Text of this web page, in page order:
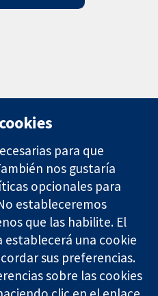
Contacto
Noticias
Prensa
Sobre
nosotros
Empleo
Cochrane
Library
para que
nos gustaría
opcionales para
estableceremos
que las habilite. El
una cookie
sus preferencias.
sobre las cookies